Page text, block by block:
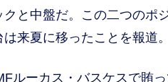
と中盤だ。この二つのポ
来夏に移ったことを報道。
ルーカス・バスケスで賄